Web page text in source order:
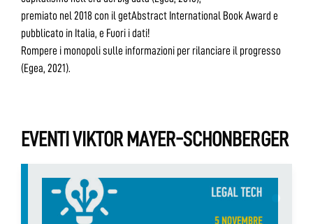
premiato nel 2018 con il getAbstract International Book Award e
pubblicato in Italia, e Fuori i dati!
Rompere i monopoli sulle informazioni per rilanciare il progresso
(Egea, 2021).
EVENTI VIKTOR MAYER-SCHONBERGER